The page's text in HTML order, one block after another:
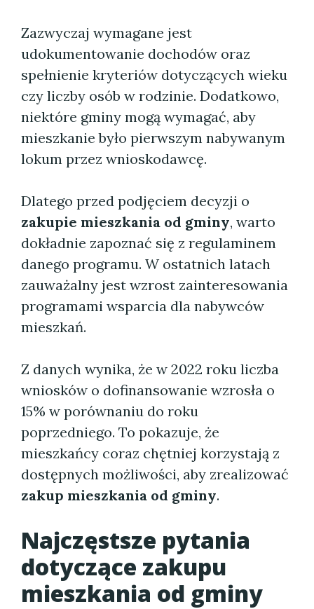
Zazwyczaj wymagane jest
udokumentowanie dochodów oraz
spełnienie kryteriów dotyczących wieku
czy liczby osób w rodzinie. Dodatkowo,
niektóre gminy mogą wymagać, aby
mieszkanie było pierwszym nabywanym
lokum przez wnioskodawcę.
Dlatego przed podjęciem decyzji o
zakupie mieszkania od gminy, warto
dokładnie zapoznać się z regulaminem
danego programu. W ostatnich latach
zauważalny jest wzrost zainteresowania
programami wsparcia dla nabywców
mieszkań.
Z danych wynika, że w 2022 roku liczba
wniosków o dofinansowanie wzrosła o
15% w porównaniu do roku
poprzedniego. To pokazuje, że
mieszkańcy coraz chętniej korzystają z
dostępnych możliwości, aby zrealizować
zakup mieszkania od gminy.
Najczęstsze pytania
dotyczące zakupu
mieszkania od gminy